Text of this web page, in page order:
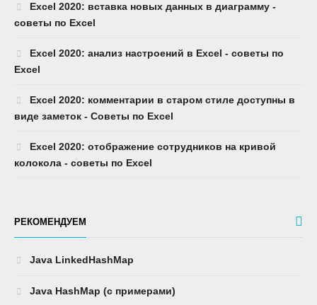
Excel 2020: вставка новых данных в диаграмму -
советы по Excel
Excel 2020: анализ настроений в Excel - советы по
Excel
Excel 2020: комментарии в старом стиле доступны в
виде заметок - Советы по Excel
Excel 2020: отображение сотрудников на кривой
колокола - советы по Excel
РЕКОМЕНДУЕМ
Java LinkedHashMap
Java HashMap (с примерами)